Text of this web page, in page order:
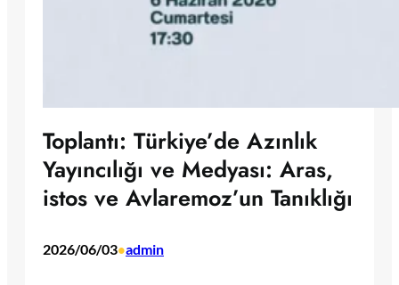
Toplantı: Türkiye’de Azınlık
Yayıncılığı ve Medyası: Aras,
istos ve Avlaremoz’un Tanıklığı
2026/06/03•admin